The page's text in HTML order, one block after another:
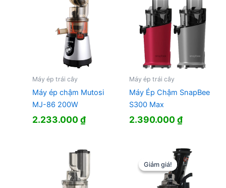
Máy ép trái cây
Máy ép chậm Mutosi
MJ-86 200W
2.233.000₫
Máy ép trái cây
Máy Ép Chậm SnapBee
S300 Max
2.390.000₫
Giảm giá!
Giảm giá!